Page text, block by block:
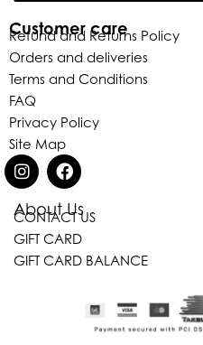
About Us
CONTACT US
GIFT CARD
GIFT CARD BALANCE
Customer care
Refund and Returns Policy
Orders and deliveries
Terms and Conditions
FAQ
Privacy Policy
Site Map
Eleganza Israel
היישלום, ברוכה הבאה ל-ELEGANZA -